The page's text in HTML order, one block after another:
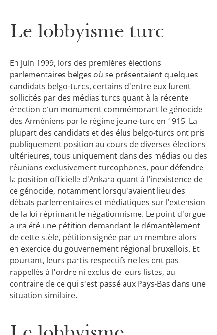
Le lobbyisme turc
En juin 1999, lors des premières élections
parlementaires belges où se présentaient quelques
candidats belgo-turcs, certains d'entre eux furent
sollicités par des médias turcs quant à la récente
érection d'un monument commémorant le génocide
des Arméniens par le régime jeune-turc en 1915. La
plupart des candidats et des élus belgo-turcs ont pris
publiquement position au cours de diverses élections
ultérieures, tous uniquement dans des médias ou des
réunions exclusivement turcophones, pour défendre
la position officielle d'Ankara quant à l'inexistence de
ce génocide, notamment lorsqu'avaient lieu des
débats parlementaires et médiatiques sur l'extension
de la loi réprimant le négationnisme. Le point d'orgue
aura été une pétition demandant le démantèlement
de cette stèle, pétition signée par un membre alors
en exercice du gouvernement régional bruxellois. Et
pourtant, leurs partis respectifs ne les ont pas
rappellés à l'ordre ni exclus de leurs listes, au
contraire de ce qui s'est passé aux Pays-Bas dans une
situation similaire.